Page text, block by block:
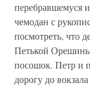
перебравшемуся
чемодан с
посмотреть, что
Петькой
посошок. Петр и
дорогу до